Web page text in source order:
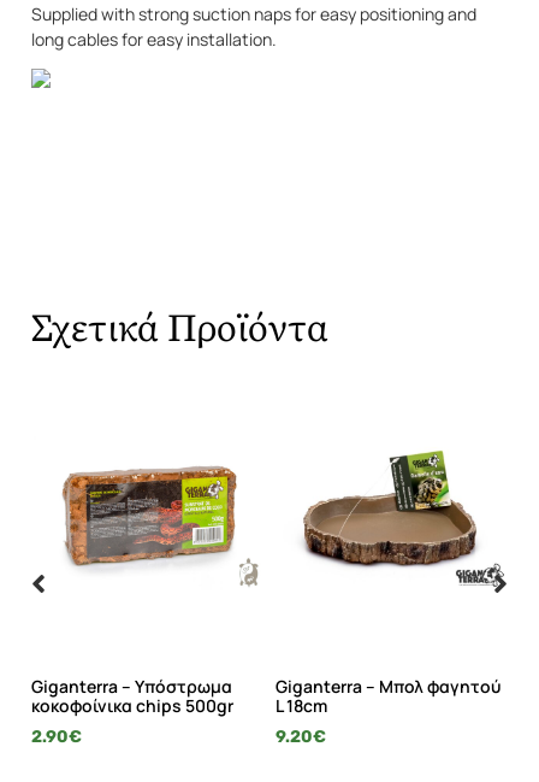
Supplied with strong suction naps for easy positioning and
long cables for easy installation.
Σχετικά Προϊόντα
Giganterra – Υπόστρωμα
κοκοφοίνικα chips 500gr
2.90€
Giganterra – Μπολ φαγητού
L 18cm
9.20€